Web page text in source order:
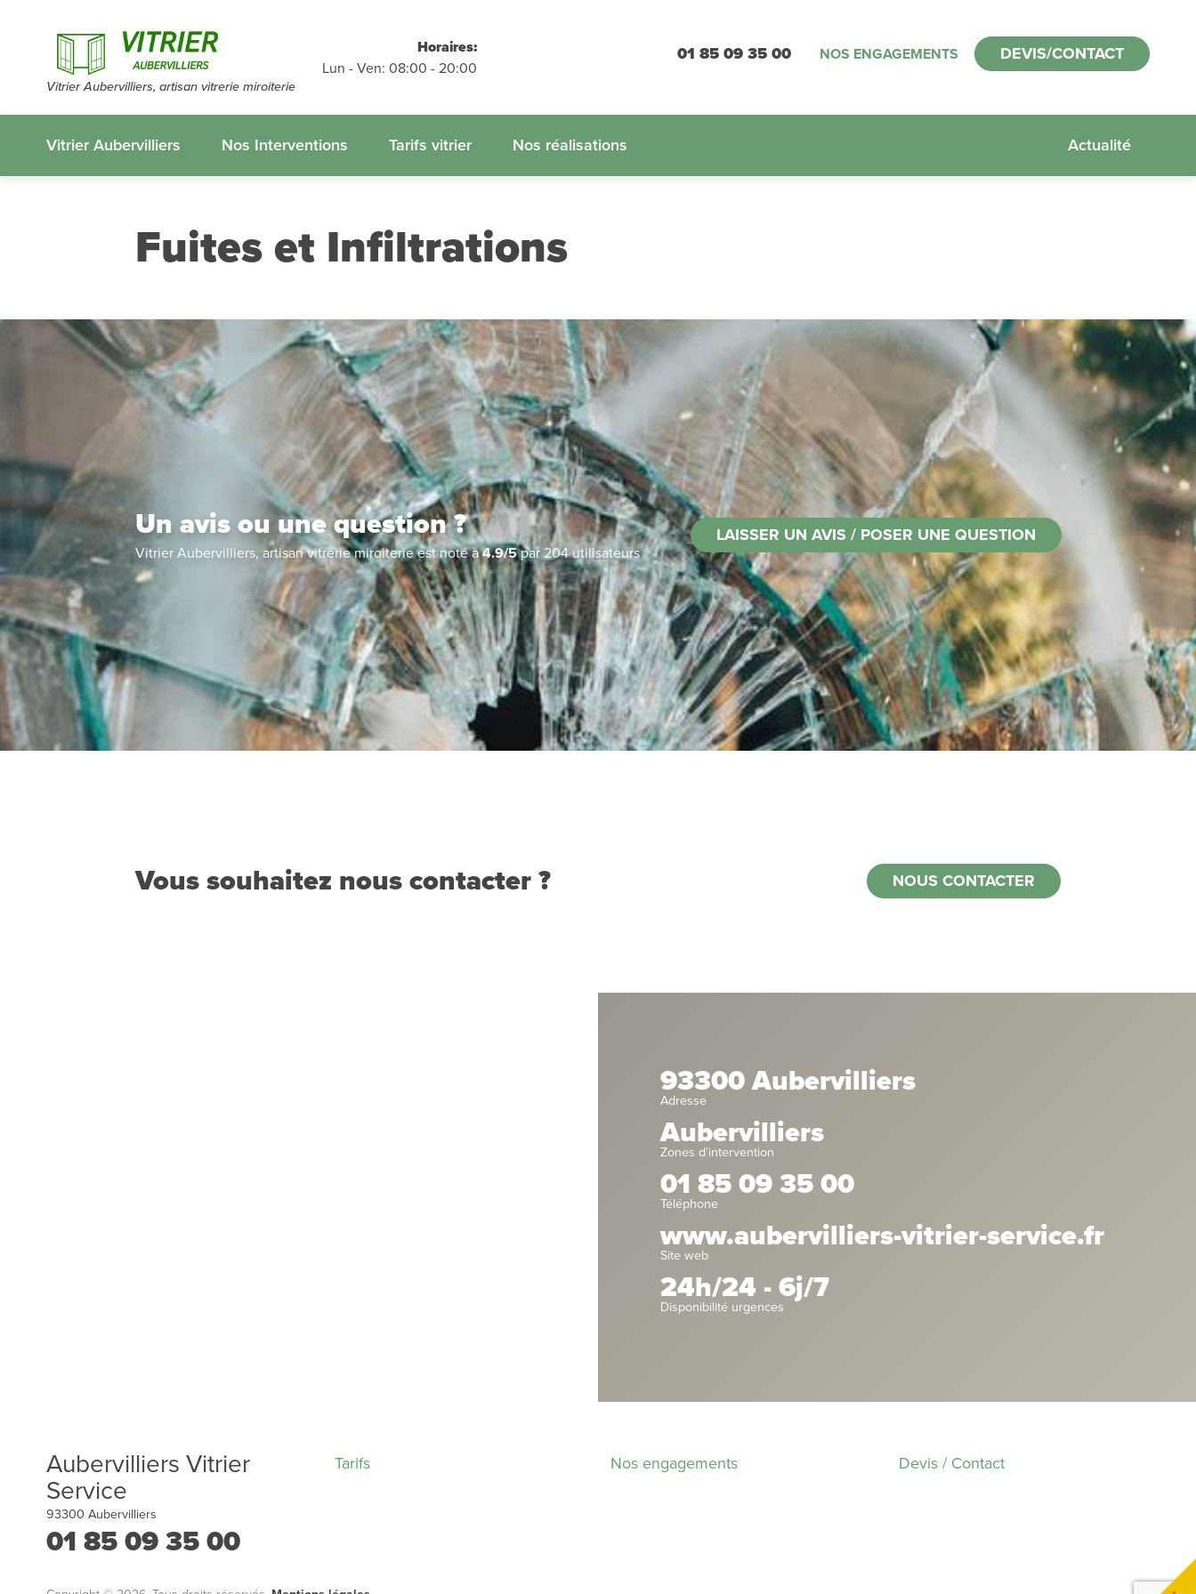
Vitrier Aubervilliers, artisan vitrerie miroiterie
Horaires:
Lun - Ven: 08:00 - 20:00
01 85 09 35 00 NOS ENGAGEMENTS DEVIS/CONTACT
Vitrier Aubervilliers Actualité
Nos Interventions Tarifs vitrier Nos réalisations
Devis et déplacements
gratuits sans engagement
appelez-nous :01.85.09.35.00
Fuites et Infiltrations
Un avis ou une question ?
Vitrier Aubervilliers, artisan vitrerie miroiterieest noté à4.9/5 par204utilisateurs
LAISSER UN AVIS / POSER UNE QUESTION
Vous souhaitez nous contacter ? NOUS CONTACTER
93300 Aubervilliers
Adresse
Aubervilliers
Zones d’intervention
01 85 09 35 00
Téléphone
www.aubervilliers-vitrier-service.fr
Site web
24h/24 - 6j/7
Disponibilité urgences
Aubervilliers Vitrier
Service
93300 Aubervilliers
01 85 09 35 00
Tarifs Nos engagements Devis / Contact